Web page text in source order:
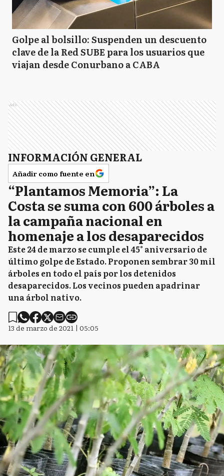
Golpe al bolsillo: Suspenden un descuento
clave de la Red SUBE para los usuarios que
viajan desde Conurbano a CABA
Ads
INFORMACIÓN GENERAL
Añadir como fuente en
“Plantamos Memoria”: La
Costa se suma con 600 árboles a
la campaña nacional en
homenaje a los desaparecidos
Este 24 de marzo se cumple el 45° aniversario de
último golpe de Estado. Proponen sembrar 30 mil
árboles en todo el país por los detenidos
desaparecidos. Los vecinos pueden apadrinar
una árbol nativo.
13 de marzo de 2021 | 05:05